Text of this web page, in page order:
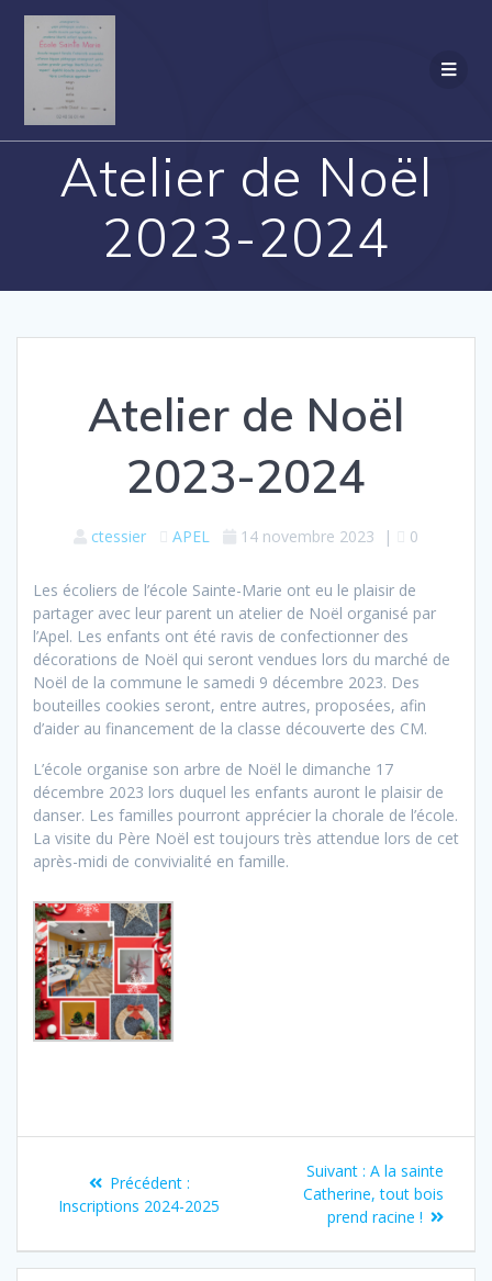
Atelier de Noël
2023-2024
Atelier de Noël
2023-2024
ctessier APEL 14 novembre 2023 | 0
Les écoliers de l’école Sainte-Marie ont eu le plaisir de
partager avec leur parent un atelier de Noël organisé par
l’Apel. Les enfants ont été ravis de confectionner des
décorations de Noël qui seront vendues lors du marché de
Noël de la commune le samedi 9 décembre 2023. Des
bouteilles cookies seront, entre autres, proposées, afin
d’aider au financement de la classe découverte des CM.
L’école organise son arbre de Noël le dimanche 17
décembre 2023 lors duquel les enfants auront le plaisir de
danser. Les familles pourront apprécier la chorale de l’école.
La visite du Père Noël est toujours très attendue lors de cet
après-midi de convivialité en famille.
de
l’article
Précédent :Article
précédent
Inscriptions 2024-2025
Suivant : Article
suivant
A la sainte
Catherine, tout bois
prend racine !